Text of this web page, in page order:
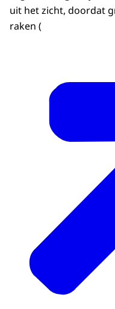
uit het zicht, doordat
raken (